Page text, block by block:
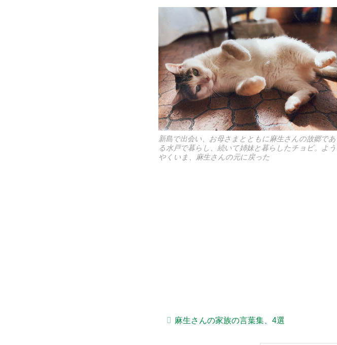
新島で出会い、お母さまとともに麻生さんの故郷であ
る水戸で暮らし、続いて姉妹と暮らしたチョビ。よう
やくいま、麻生さんの元に戻った
麻生さんの家族の言葉集、4選